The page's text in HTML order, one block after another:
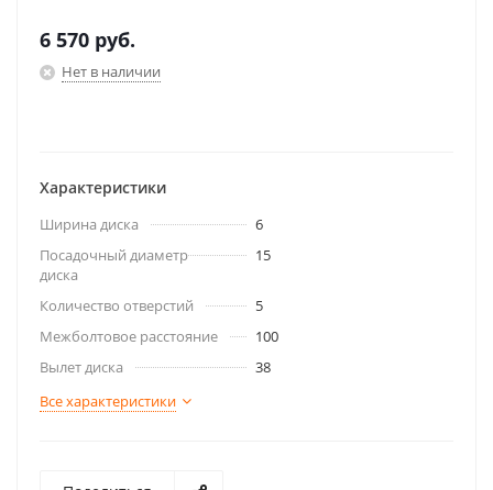
6 570 руб.
Нет в наличии
Характеристики
Ширина диска
6
Посадочный диаметр
диска
15
Количество отверстий
5
Межболтовое расстояние
100
Вылет диска
38
Все характеристики